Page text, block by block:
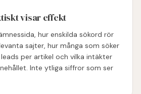
visar effekt
hur enskilda sökord rör
sajter, hur många som söker
per artikel och vilka intäkter
Inte ytliga siffror som ser